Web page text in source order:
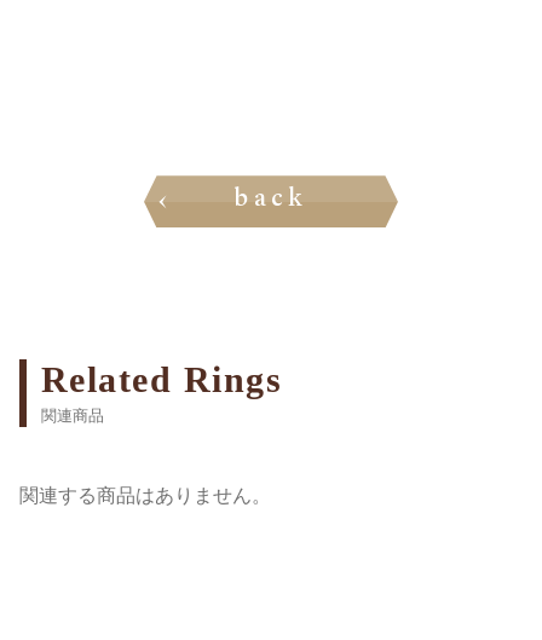
back
Related Rings
関連商品
関連する商品はありません。